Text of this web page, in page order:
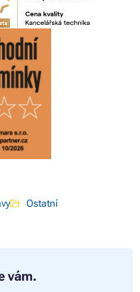
Ostatní
vám.